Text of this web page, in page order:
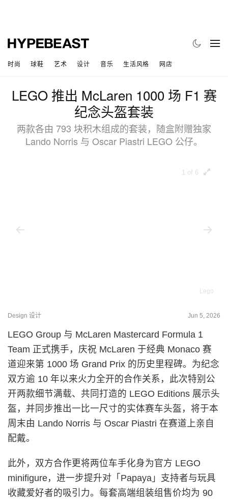
时尚 球鞋 艺术 设计 音乐 生活风格 网店
LEGO 推出 McLaren 1000 场 F1 赛
纪念头盔套装
两款各由 793 块积木组成的套装，随盒附赠独家
Lando Norris 与 Oscar Piastri LEGO 公仔。
1 of 6
Lego
Design 设计 Jun 5, 2026
LEGO Group 与 McLaren Mastercard Formula 1
Team 正式携手，庆祝 McLaren 于经典 Monaco 赛
道迎来第 1000 场 Grand Prix 的历史里程碑。为纪念
双方逾 10 年以来火力全开的合作关系，此次特别公
开两款细节满载、共同打造的 LEGO Editions 展示头
盔，并同步推出一比一尺寸的实体赛车头盔，将于本
周末由 Lando Norris 与 Oscar Piastri 在赛道上亲自
配戴。
此外，双方合作更将两位车手化身为官方 LEGO
minifigure，进一步提升对「Papaya」支持者与玩具
收藏爱好者的吸引力。每套高端组装组售价均为 90